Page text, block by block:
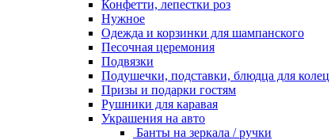
Конфетти, лепестки роз
Нужное
Одежда и корзинки для шампанского
Песочная церемония
Подвязки
Подушечки, подставки, блюдца для колец
Призы и подарки гостям
Рушники для каравая
Украшения на авто
Банты на зеркала / ручки